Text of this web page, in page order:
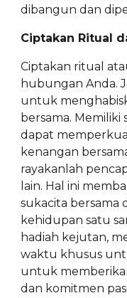
dibangun dan
Ciptakan Ritual
Ciptakan ritual
hubungan Anda.
untuk
bersama.
dapat
kenangan
rayakanlah
lain. Hal ini
sukacita bersama
kehidupan satu
hadiah kejutan,
waktu khusus
untuk
dan komitmen